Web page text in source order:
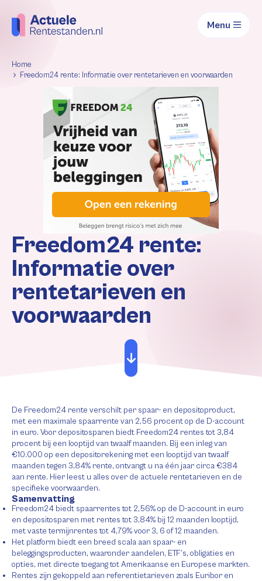
Menu
Home
Freedom24 rente: Informatie over rentetarieven en voorwaarden
Freedom24 rente:
Informatie over
rentetarieven en
voorwaarden
De Freedom24 rente verschilt per spaar- en depositoproduct,
met een maximale spaarrente van 2,56 procent op de D-account
in euro. Voor depositosparen biedt Freedom24 rentes tot 3,84
procent bij een looptijd van twaalf maanden. Bij een inleg van
€10.000 op een depositorekening met een looptijd van twaalf
maanden tegen 3,84% rente, ontvangt u na één jaar circa €384
aan rente. Hier leest u alles over de actuele rentetarieven en de
specifieke voorwaarden.
Samenvatting
Freedom24 biedt spaarrentes tot 2,56% op de D-account in euro
en depositosparen met rentes tot 3,84% bij 12 maanden looptijd,
met vaste termijnrentes tot 4,79% voor 3, 6 of 12 maanden.
Het platform biedt een breed scala aan spaar- en
beleggingsproducten, waaronder aandelen, ETF’s, obligaties en
opties, met directe toegang tot Amerikaanse en Europese markten.
Rentes zijn gekoppeld aan referentietarieven zoals Euribor en